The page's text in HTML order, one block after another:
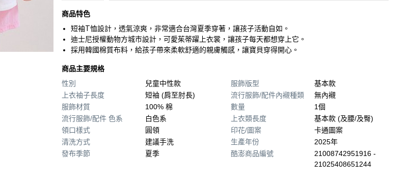
商品特色
短袖T恤設計，透氣涼爽，非常適合台灣夏季穿著，讓孩子活動自如。
迪士尼授權動物方城市設計，可愛茱蒂躍上衣裳，讓孩子每天都想穿上它。
採用韓國棉質布料，給孩子帶來柔軟舒適的親膚觸感，讓寶貝穿得開心。
商品主要規格
性別
兒童中性款
上衣袖子長度
短袖 (肩至肘長)
服飾材質
100% 棉
流行服飾/配件 色系
白色系
領口樣式
圓領
清洗方式
建議手洗
發布季節
夏季
服飾版型
基本款
流行服飾/配件內襯種類
無內襯
數量
1個
上衣類長度
基本款 (及腰/及臀)
印花/圖案
卡通圖案
生產年份
2025年
酷澎商品編號
21008742951916 -
21025408651244